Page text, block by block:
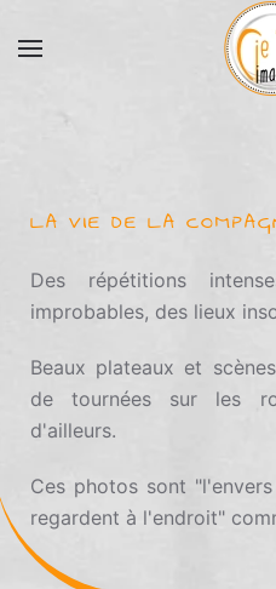
Accéder au contenu
LA VIE DE LA
Des répétitions
improbables, des lieux
Beaux plateaux et
de tournées sur les
d'ailleurs.
Ces photos sont
regardent à l'endroit"